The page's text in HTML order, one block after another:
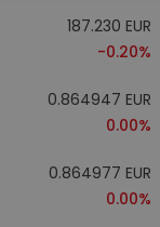
187.230 EUR
-0.20%
0.864947 EUR
0.00%
0.864977 EUR
0.00%